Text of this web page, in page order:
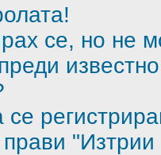
се, но не
"Изтрии